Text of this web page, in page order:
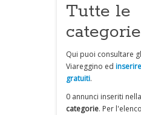
Tutte le
categorie
Qui puoi consultare
Viareggino ed
gratuiti.
0 annunci inseriti
categorie. Per